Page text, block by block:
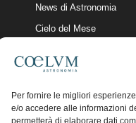
Per fornire le migliori
e/o accedere alle informazioni
permetterà di elaborare dati
News di Astronomia
Cielo del Mese
Articoli e Risorse On-Line
Il Blog della Redazione